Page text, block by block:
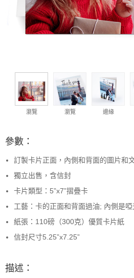
瀏覽 瀏覽 邊緣
參數：
訂製卡片正面，內側和背面的圖片和
獨立出售，含信封
卡片類型：5”x7”摺疊卡
工藝：卡的正面和背面過油; 內側是
紙張：110磅（300克）優質卡片紙
信封尺寸5.25”x7.25”
描述：